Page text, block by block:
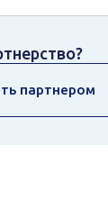
партнером